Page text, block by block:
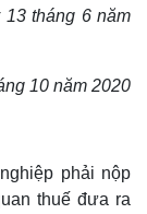
13 tháng 6 năm
10 năm 2020
phải nộp
thuế đưa ra